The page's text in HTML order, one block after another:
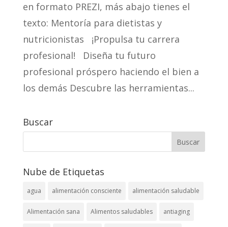
en formato PREZI, más abajo tienes el
texto: Mentoría para dietistas y
nutricionistas ¡Propulsa tu carrera
profesional! Diseña tu futuro
profesional próspero haciendo el bien a
los demás Descubre las herramientas...
Buscar
Nube de Etiquetas
agua alimentación consciente alimentación saludable
Alimentación sana Alimentos saludables antiaging